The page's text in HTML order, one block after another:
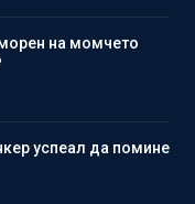
на момчето
успеал да помине